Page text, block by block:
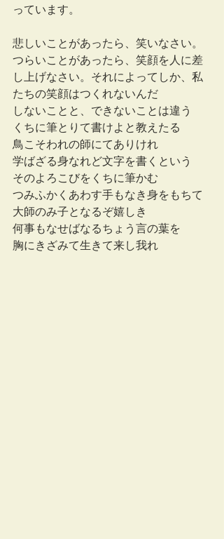
っています。
悲しいことがあったら、笑いなさい。
つらいことがあったら、笑顔を人に差
し上げなさい。それによってしか、私
たちの笑顔はつくれないんだ
しないことと、できないことは違う
くちに筆とりて書けよと教えたる
鳥こそわれの師にてありけれ
学ばざる身なれど文字を書くという
そのよろこびをくちに筆かむ
つみふかくあわす手もなき身をもちて
大師のみ子となるぞ嬉しき
何事もなせばなるちょう言の葉を
胸にきざみて生きて来し我れ